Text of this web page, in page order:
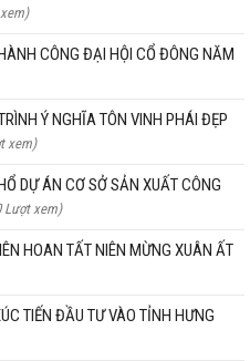
CÔNG ĐẠI HỘI CỔ ĐÔNG NĂM
Ý NGHĨA TÔN VINH PHÁI ĐẸP
xem)
DỰ ÁN CƠ SỞ SẢN XUẤT CÔNG
Lượt xem)
HOAN TẤT NIÊN MỪNG XUÂN ẤT
TIẾN ĐẦU TƯ VÀO TỈNH HƯNG